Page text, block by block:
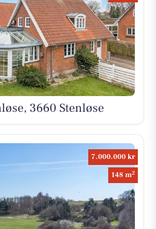
3660 Stenløse
7.000.000 kr
148 m2